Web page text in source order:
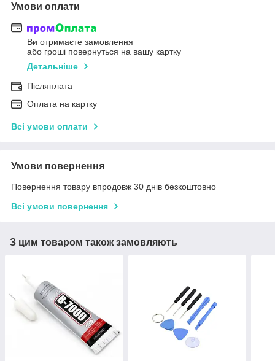
Умови оплати
Ви отримаєте замовлення
або гроші повернуться на вашу картку
Детальніше
Післяплата
Оплата на картку
Всі умови оплати
Умови повернення
Повернення товару впродовж 30 днів безкоштовно
Всі умови повернення
З цим товаром також замовляють